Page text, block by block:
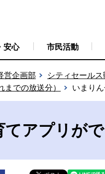
安心 市民活動
営企画部 シティセールス
での放送分）
いまり
てアプリが